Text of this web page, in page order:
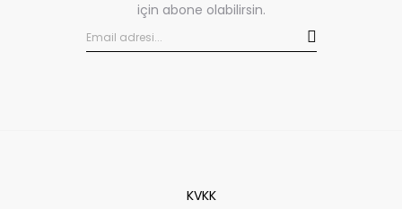
için abone olabilirsin.
KVKK